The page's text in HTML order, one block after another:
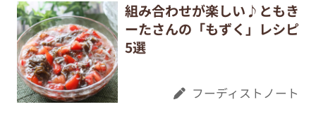
組み合わせが楽しい♪ともき
ーたさんの「もずく」レシピ
5選
フーディストノート